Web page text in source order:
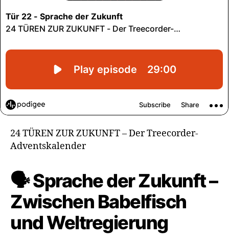
24 TÜREN ZUR ZUKUNFT – Der Treecorder-
Adventskalender
🗣️ Sprache der Zukunft –
Zwischen Babelfisch
und Weltregierung